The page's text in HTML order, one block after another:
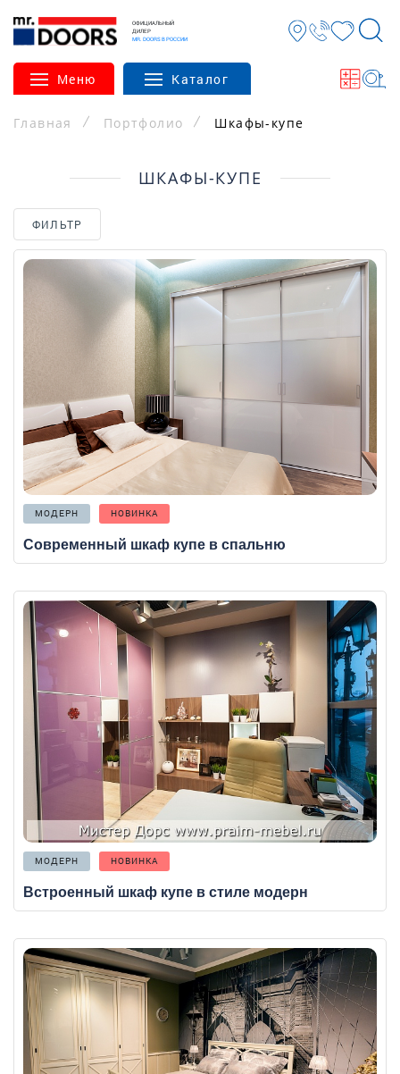
ОФИЦИАЛЬНЫЙ
ДИЛЕР
MR. DOORS В РОССИИ
Меню Каталог
Главная Портфолио Шкафы-купе
ШКАФЫ-КУПЕ
ФИЛЬТР
МОДЕРН НОВИНКА
Современный шкаф купе в спальню
МОДЕРН НОВИНКА
Встроенный шкаф купе в стиле модерн